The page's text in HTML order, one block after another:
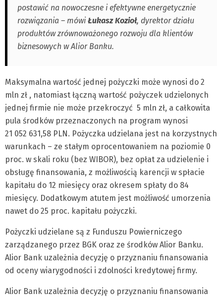
postawić na nowoczesne i efektywne energetycznie
rozwiązania – mówiŁukasz Kozioł, dyrektor działu
produktów zrównoważonego rozwoju dla klientów
biznesowych w Alior Banku.
Maksymalna wartość jednej pożyczki może wynosi do 2
mln zł , natomiast łączną wartość pożyczek udzielonych
jednej firmie nie może przekroczyć 5 mln zł, a całkowita
pula środków przeznaczonych na program wynosi
21 052 631,58 PLN. Pożyczka udzielana jest na korzystnych
warunkach – ze stałym oprocentowaniem na poziomie 0
proc. w skali roku (bez WIBOR), bez opłat za udzielenie i
obsługę finansowania, z możliwością karencji w spłacie
kapitału do 12 miesięcy oraz okresem spłaty do 84
miesięcy. Dodatkowym atutem jest możliwość umorzenia
nawet do 25 proc. kapitału pożyczki.
Pożyczki udzielane są z Funduszu Powierniczego
zarządzanego przez BGK oraz ze środków Alior Banku.
Alior Bank uzależnia decyzję o przyznaniu finansowania
od oceny wiarygodności i zdolności kredytowej firmy.
Alior Bank uzależnia decyzję o przyznaniu finansowania